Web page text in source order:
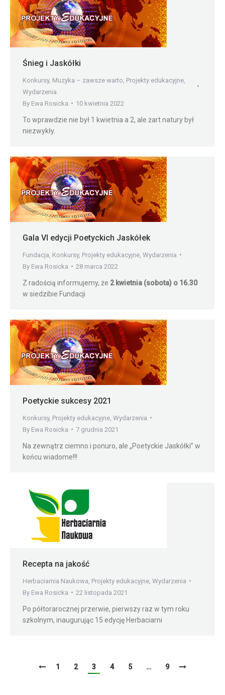
Śnieg i Jaskółki
Konkursy, Muzyka – zawsze warto Projekty edukacyjne
Wydarzenia
By Ewa Rosicka 10 kwietnia 2022
To wprawdzie nie był 1 kwietnia a 2, ale żart natury był
niezwykły.
Gala VI edycji Poetyckich Jaskółek
Fundacja Konkursy, Projekty edukacyjne Wydarzenia
By Ewa Rosicka 28 marca 2022
Z radością informujemy, że 2 kwietnia (sobota) o 16.30
w siedzibie Fundacji
Poetyckie sukcesy 2021
Konkursy, Projekty edukacyjne Wydarzenia
By Ewa Rosicka 7 grudnia 2021
Na zewnątrz ciemno i ponuro, ale „Poetyckie Jaskółki” w
końcu wiadome!!!
Recepta na jakość
Herbaciarnia Naukowa Projekty edukacyjne Wydarzenia
By Ewa Rosicka 22 listopada 2021
Po półtorarocznej przerwie, pierwszy raz w tym roku
szkolnym, inaugurując 15 edycję Herbaciarni
1 2 3 4 5 … 9